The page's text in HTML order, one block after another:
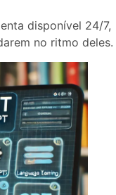
disponível 24/7,
no ritmo deles.